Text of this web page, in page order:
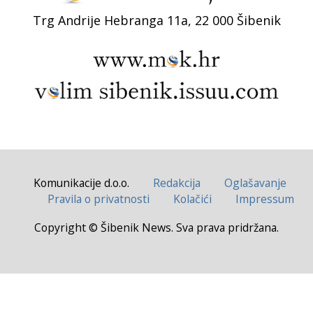
Trg Andrije Hebranga 11a, 22 000 Šibenik
Komunikacije d.o.o. Redakcija
Oglašavanje
Pravila o privatnosti
Kolačići
Impressum
Copyright © Šibenik News. Sva prava pridržana.